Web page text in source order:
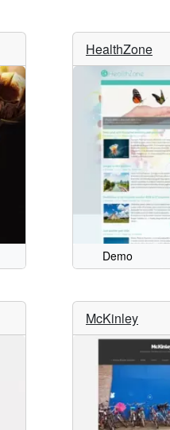
HealthZone
Demo
McKinley